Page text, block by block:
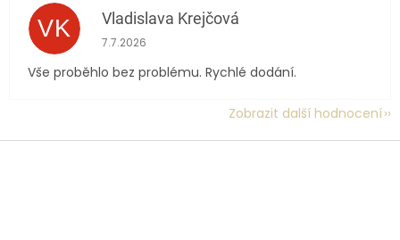
VK Vladislava Krejčová
Hodnocení obchodu je 5 z 5 hvězdiček.
7.7.2026
Vše proběhlo bez problému. Rychlé dodání.
Zobrazit další hodnocení